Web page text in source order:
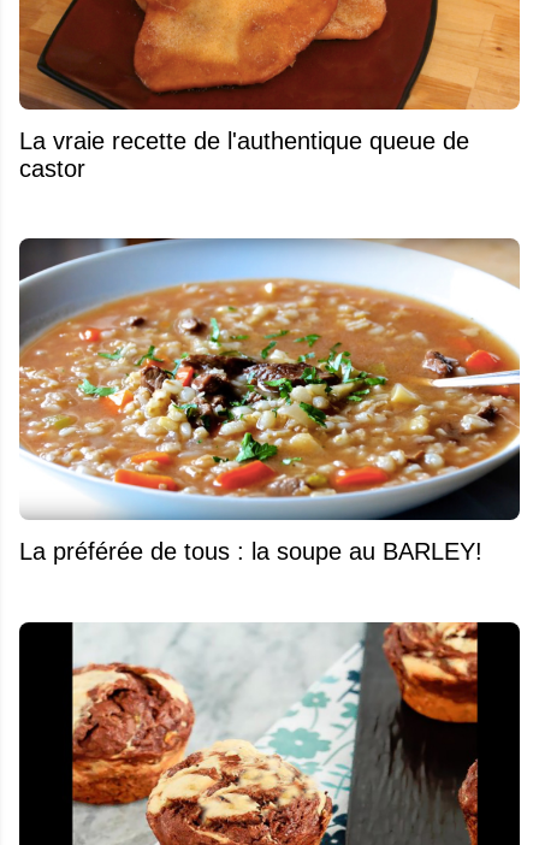
La vraie recette de l'authentique queue de
castor
La préférée de tous : la soupe au BARLEY!